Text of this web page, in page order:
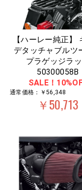
【ハーレー純正】
デタッチャブルツ
プラゲッジラ
50300058B
SALE！
通常価格：￥56,348
￥50,713